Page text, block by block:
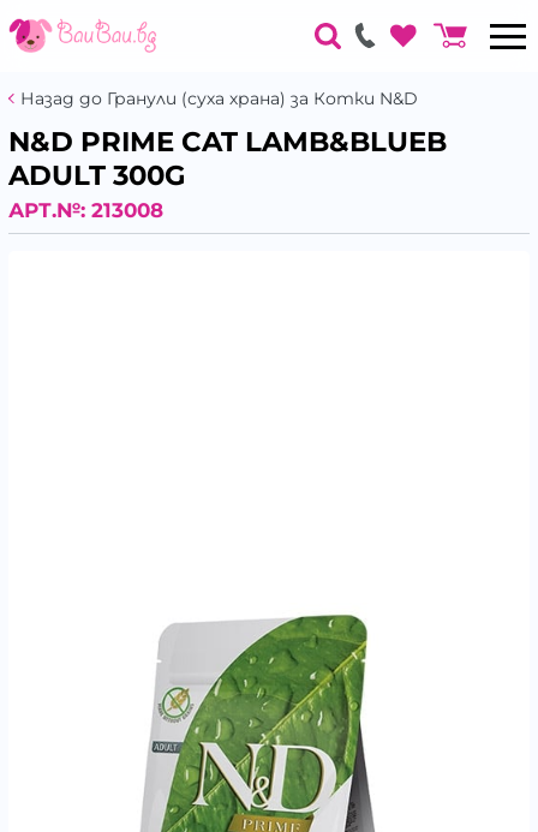
Назад до Гранули (суха храна) за Котки N&D
N&D PRIME CAT LAMB&BLUEB
ADULT 300G
АРТ.№: 213008